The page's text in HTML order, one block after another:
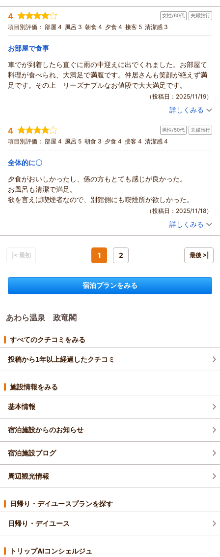
をお楽しみいただきましたが、ご満足いただけたとのことで私
どももとても嬉しい気持ちです。お部屋食でゆっくり味わえる
点は多くのお客様からもご好評をいただいております。
「コストパフォーマンスを考えれば大満足」とのお言葉は、何
また福井へお越しの際には、ぜひ政竜閣でゆっくりとお過ごし
いただけましたら幸いです。
またのお越しを、スタッフ一同心よりお待ち申し上げておりま
（返信日：2025/12/11）
福井旅行に大変いい思い出が作れました。ありがとうございます♪
ご利用いただいた 「2024年新設 卓球・カラオケ・露天風呂付
和洋室（ロフト2段4ベッド）」 は、まさに“遊べる客室”として
ファミリーのお客様から大人気のお部屋でございます。ロフト
風2段ベッドやお部屋の広さ、最新設備について「新築のように
綺麗」「広くて居心地が良い」とのお言葉を頂戴し、大変光栄
カラオケや卓球、露天風呂、マッサージチェアまでご家族でた
っぷりお楽しみいただけたご様子で、私どもも大変嬉しく思い
ます。お部屋食での夕食も、ゆったりとお召し上がりいただけ
たとのこと、そして「好きなご馳走を選べて大満足」とのお声
また、接客スタッフへの温かいお言葉や、お子様からの「この
部屋に住みたい！」という可愛らしいお声まで伝えていただ
き、本当にありがとうございます。ご家族皆さまの福井旅行が
楽しい思い出になったと知り、私どもも大変嬉しく思います。
今回ご満足いただけたメイン料理を選べるお部屋食プランや、
ごとに異なる味わいをお楽しみいただけます。ぜひ次回も、ご
家族のとっておきの時間を政竜閣でお過ごしいただけましたら
嬉しいです。
またのお越しを、スタッフ一同心よりお待ち申し上げておりま
（返信日：2025/12/09）
投稿者： 濃姫さん(女性/60代)
宿泊プラン： 【部屋食でのんびり♪】若狭牛ステーキ・のどぐろ塩焼き・地
魚お造り付き★福井のうまいもん満喫じゃプラン
和室
朝/部屋出し
朝/個室利用 夕/部屋出し 夕/個室利用
宿泊価格帯： 25,001～26,000円(大人一人あたり/税込)
あわら温泉 政竜閣からの返信
このたびは政竜閣にご宿泊いただき、誠にありがとうございま
した。
また、お忙しい中ご感想をお寄せくださり、重ねて御礼申し上
サービス面においてご満足いただけなかったとのこと、ご滞在
を心から楽しんでいただけず、申し訳なく感じております。
お寄せいただいた「気配り不足」とのご指摘は、接客に携わる
者として重く受け止めております。基本的なご案内やお声がけ
のタイミングなど、スタッフ一人ひとりの配慮が至らなかった
のだと痛感しております。いただいたお声は真摯に共有し、改
善に努めてまいります。
今回いただいたご意見は、より良い宿づくりのための大切な学
びでございます。
次回お越しいただける機会がございましたら、「前より良くな
った」と感じていただけるよう、スタッフ一同さらに精進して
まいります。
このたびは率直なご指摘をお寄せくださり、心より感謝申し上
げます。
（返信日：2025/12/06）
4 女性/60代 夫婦旅行
項目別評価： 部屋 4 風呂 3 朝食 4 夕食 4 接客 5 清潔感 3
お部屋で食事
車でが到着したら直ぐに雨の中迎えに出でくれました。お部屋て
料理が食べられ、大満足で満腹です。仲居さんも笑顔が絶えず満
足です。その上 リーズナブルなお値段で大大満足です。
（投稿日：2025/11/19）
投稿者： コロンさん(女性/60代)
宿泊プラン： 【お部屋食】移動がなくて楽チン♪プライベートな空間でお部
屋食じゃプラン【上げ膳据え膳】
和室 朝・夕
朝/部屋出し
夕/部屋出し
宿泊価格帯：
あわら温泉 政竜閣からの返信
このたびは政竜閣にご宿泊いただき、誠にありがとうございま
した。
また、お帰り早々に心あたたまるお声をお寄せいただき、重ね
お車でご到着の際には雨で足元の悪い中でしたが、スタッフの
お迎えにお喜びいただけたようで何よりです。
そして、お部屋でゆったりとお召し上がりいただける「お部屋
た。お料理も満腹になるほど楽しんでいただけたようで、担当
した仲居も励みになると思います。「笑顔が絶えず」とのお言
当館では少人数様でのご宿泊は、どのプランでも基本的に“お部
る」とご好評いただいております。
また、料金につきましても「リーズナブルで大大満足」と言っ
ていただけ、とても光栄です。
一方で、お風呂や清潔感の面では満点に至らなかった部分もあ
掃・点検に努めてまいります。
ぜひまたおふたりで、のんびりとした時間を過ごしにお越しい
ただけましたら嬉しいです。
詳しくみる
4 男性/50代 夫婦旅行
項目別評価： 部屋 4 風呂 5 朝食 3 夕食 4 接客 4 清潔感 4
全体的に〇
夕食がおいしかったし、係の方もとても感じが良かった。
お風呂も清潔で満足。
欲を言えば喫煙者なので、別館側にも喫煙所が欲しかった。
（投稿日：2025/11/18）
投稿者： オレさん(男性/50代)
屋食じゃプラン【上げ膳据え膳】
宿泊価格帯： 19,001～20,000円(大人一人あたり/税込)
あわら温泉 政竜閣からの返信
した。
夕食を「美味しかった」とお言葉いただけましたこと、そして
スタッフの対応についても感じ良かったとのご評価を頂戴し、
大変嬉しく拝読いたしました。お風呂も清潔にご利用いただけ
たようで、ゆっくりとお過ごしいただけたご様子に安心してお
ります。
一方で、別館側の喫煙スペースについてご不便をおかけし申し
訳ございません。当館は全館禁煙とさせていただいており、現
状では玄関外に設置している喫煙スペースのみの運用となって
検討の参考とさせていただきます。
今回ご利用いただいたようなお部屋食プランは、移動がなくご
夫婦でゆったりとお召し上がりいただけるため、多くのお客様
にご好評をいただいております。次回もぜひ、気兼ねなくお二
人だけの時間をお楽しみいただければ幸いです。
詳しくみる
|< 最初 1 2 最後 >|
宿泊プランをみる
あわら温泉 政竜閣
すべてのクチコミをみる
投稿から1年以上経過したクチコミ
施設情報をみる
基本情報
宿泊施設からのお知らせ
宿泊施設ブログ
周辺観光情報
日帰り・デイユースプランを探す
日帰り・デイユース
トリップAIコンシェルジュ